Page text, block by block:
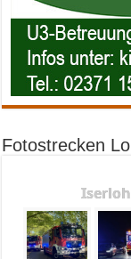
Fotostrecken